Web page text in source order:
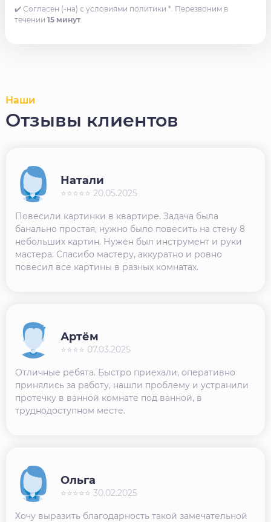
✔️ Согласен (-на) с условиями политики *. Перезвоним в
течении 15 минут.
Наши
Отзывы клиентов
Повесили картинки в квартире. Задача была
банально простая, нужно было повесить на стену 8
небольших картин. Нужен был инструмент и руки
мастера. Спасибо мастеру, аккуратно и ровно
повесил все картины в разных комнатах.
Натали
⭐⭐⭐⭐⭐ 20.05.2025
Отличные ребята. Быстро приехали, оперативно
принялись за работу, нашли проблему и устранили
протечку в ванной комнате под ванной, в
труднодоступном месте.
Артём
⭐⭐⭐⭐ 07.03.2025
Хочу выразить благодарность такой замечательной
Ольга
⭐⭐⭐⭐⭐ 30.02.2025